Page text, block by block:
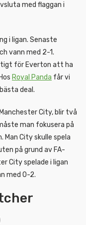
med flaggan i
i ligan. Senaste
vann med 2-1.
för Everton att ha
Royal Panda får vi
deal.
City, blir två
man fokusera på
City skulle spela
på grund av FA-
City spelade i ligan
med 0-2.